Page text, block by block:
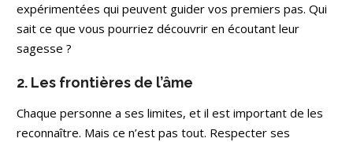
expérimentées qui peuvent guider vos premiers pas. Qui
sait ce que vous pourriez découvrir en écoutant leur
sagesse ?
2. Les frontières de l’âme
Chaque personne a ses limites, et il est important de les
reconnaître. Mais ce n’est pas tout. Respecter ses